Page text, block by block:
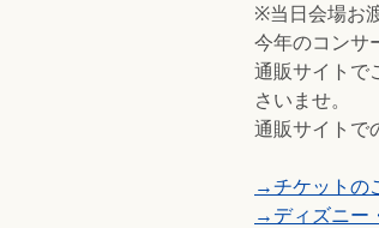
※当日会場お
今年のコンサ
通販サイトで
さいませ。
通販サイトで
→チケットの
→ディズニー